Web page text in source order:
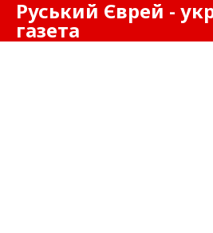
Руський Єврей -
газета